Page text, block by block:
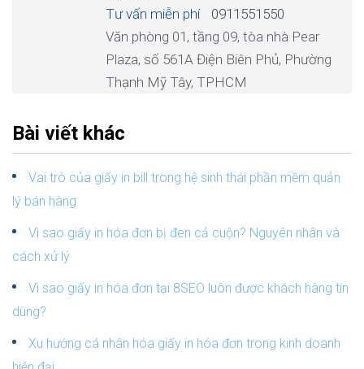
Tư vấn miễn phí
0911551550
Văn phòng 01, tầng 09, tòa nhà Pear
Plaza, số 561A Điện Biên Phủ, Phường
Thạnh Mỹ Tây, TPHCM
Bài viết khác
Vai trò của giấy in bill trong hệ sinh thái phần mềm quản
lý bán hàng
Vì sao giấy in hóa đơn bị đen cả cuộn? Nguyên nhân và
cách xử lý
Vì sao giấy in hóa đơn tại 8SEO luôn được khách hàng tin
dùng?
Xu hướng cá nhân hóa giấy in hóa đơn trong kinh doanh